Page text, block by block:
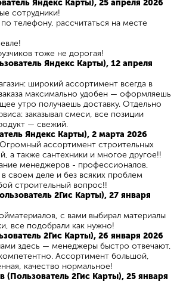
Яндекс Карты), 25 апреля 2026
сотрудники!
телефону, рассчитаться на месте
тоже не дорогая!
Яндекс Карты), 12 апреля
широкий ассортимент всегда в
максимально удобен — оформляешь
утро получаешь доставку. Отдельно
заказывал смеси, все позиции
— свежий.
Яндекс Карты), 2 марта 2026
ассортимент строительных
а также сантехники и многое другое!!
менеджеров - профессионалов,
своем деле и без всяких проблем
строительный вопрос!!
2Гис Карты), 27 января
с вами выбирал материалы
все подобрали как нужно!
2Гис Карты), 26 января 2026
здесь — менеджеры быстро отвечают,
Ассортимент большой,
качество нормальное!
(Пользователь 2Гис Карты), 25 января